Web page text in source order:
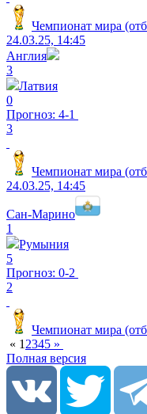
Чемпионат мира
24.03.25, 14:45
Англия
3
Латвия
0
Прогноз: 4-1
3
Чемпионат мира
24.03.25, 14:45
Сан-Марино
1
Румыния
5
Прогноз: 0-2
2
Чемпионат мира
« 1 2345 »
Полная версия